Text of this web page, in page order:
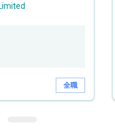
全職